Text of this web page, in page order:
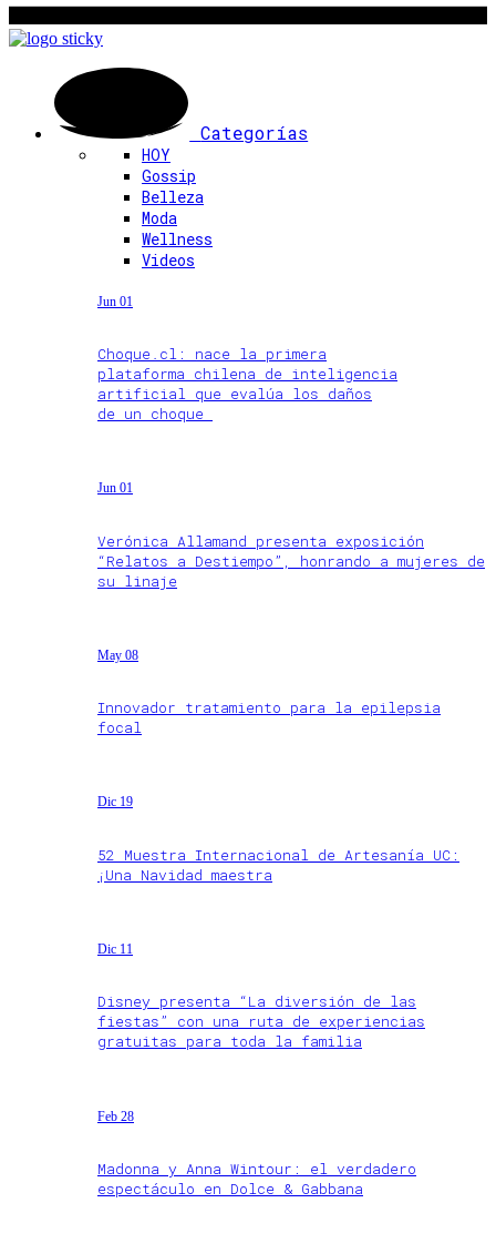
Categorías
HOY
Gossip
Belleza
Moda
Wellness
Videos
Jun 01
Choque.cl: nace la primera
plataforma chilena de inteligencia
artificial que evalúa los daños
de un choque
Jun 01
Verónica Allamand presenta exposición
“Relatos a Destiempo”, honrando a mujeres de
su linaje
May 08
Innovador tratamiento para la epilepsia
focal
Dic 19
52 Muestra Internacional de Artesanía UC:
¡Una Navidad maestra
Dic 11
Disney presenta “La diversión de las
fiestas” con una ruta de experiencias
gratuitas para toda la familia
Feb 28
Madonna y Anna Wintour: el verdadero
espectáculo en Dolce & Gabbana